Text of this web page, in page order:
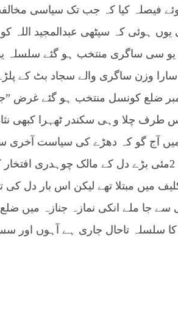
فیصلہ کیا کہ جب تک سیاسی
ہوئی کہ سیٹھی عبدالمجید اللہ کو
یو سی ساگری منتخب ہو گئے سلسلہ
وزن ساگری والے سجاد بٹ کے پلڑے
ضلع کونسل منتخب ہو گئے غرض
جس طرف چلا وہی سکندر ٹھہرا کبھی
آج گو کہ دھڑے کی سیاست آخری
ہے مگر چیئرمین افتخار کا دھڑا تاحال قائم ہے لیکن 2مئی بڑے دل کے مالک
مبتلا تھے لیکن اس بار دل کی
جا ملے انکی نمازہ جنازہ میں
تاحال جاری ہے آہوں اور